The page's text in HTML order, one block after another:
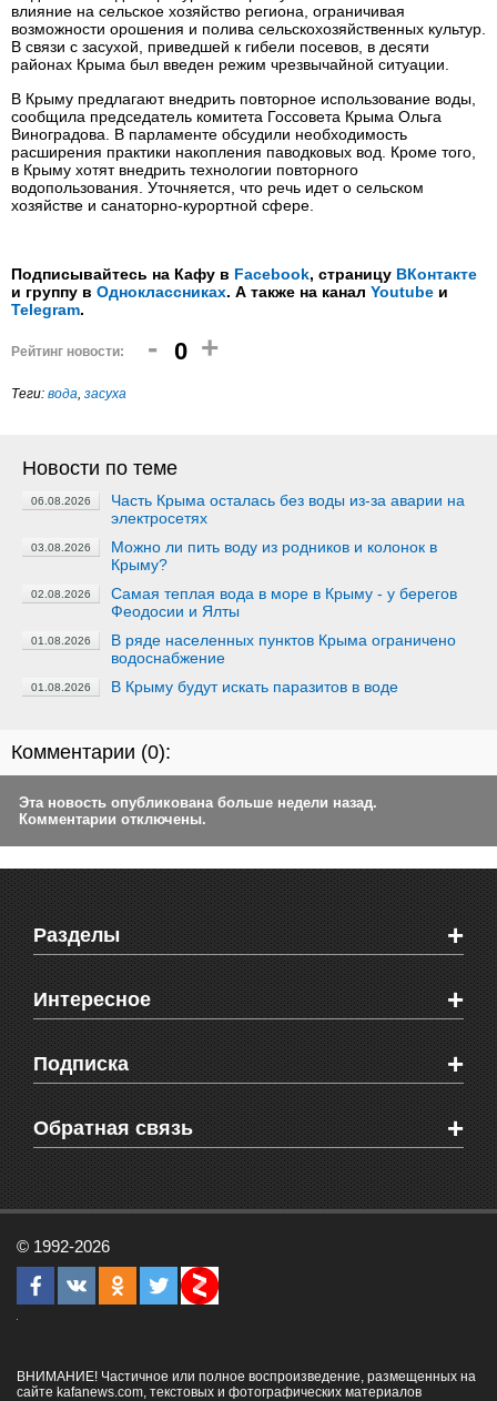
влияние на сельское хозяйство региона, ограничивая
возможности орошения и полива сельскохозяйственных культур.
В связи с засухой, приведшей к гибели посевов, в десяти
районах Крыма был введен режим чрезвычайной ситуации.
В Крыму предлагают внедрить повторное использование воды,
сообщила председатель комитета Госсовета Крыма Ольга
Виноградова. В парламенте обсудили необходимость
расширения практики накопления паводковых вод. Кроме того,
в Крыму хотят внедрить технологии повторного
водопользования. Уточняется, что речь идет о сельском
хозяйстве и санаторно-курортной сфере.
Подписывайтесь на Кафу в Facebook, страницу ВКонтакте
и группу в Одноклассниках. А также на канал Youtube и
Telegram.
Рейтинг новости: - 0 +
Теги: вода, засуха
Новости по теме
06.08.2026
Часть Крыма осталась без воды из-за аварии на
электросетях
03.08.2026
Можно ли пить воду из родников и колонок в
Крыму?
02.08.2026
Самая теплая вода в море в Крыму - у берегов
Феодосии и Ялты
01.08.2026
В ряде населенных пунктов Крыма ограничено
водоснабжение
01.08.2026 В Крыму будут искать паразитов в воде
Комментарии (0):
Эта новость опубликована больше недели назад.
Комментарии отключены.
Разделы +
Новости Феодосии
Новости Крыма
Мировые новости
Объявления
Здоровье
СМС мнения читателей
Интересное +
Видео о Феодосии
Веб-камеры Феодосии
Блоги феодосийцев
Школы Феодосии
Подписка +
Печатная версия газеты "Кафа"
RSS
Обратная связь +
Рекламодателям
Контактная информация
© 1992-2026
ВНИМАНИЕ! Частичное или полное воспроизведение, размещенных на
сайте kafanews.com, текстовых и фотографических материалов